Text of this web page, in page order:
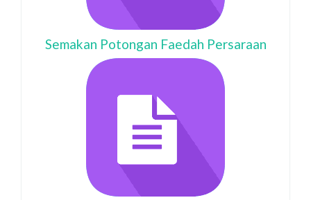
Semakan Potongan Faedah Persaraan